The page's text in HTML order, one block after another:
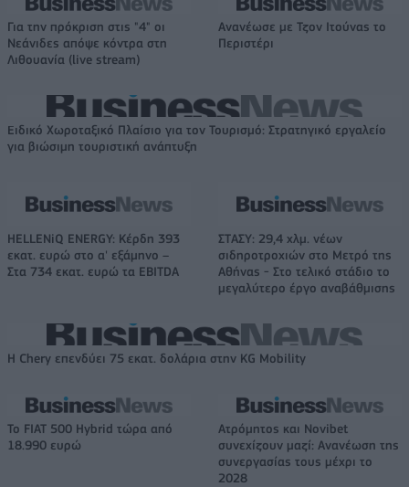
Για την πρόκριση στις "4" οι
Νεάνιδες απόψε κόντρα στη
Λιθουανία (live stream)
Ανανέωσε με Τζον Ιτούνας το
Περιστέρι
Ειδικό Χωροταξικό Πλαίσιο για τον Τουρισμό: Στρατηγικό εργαλείο
για βιώσιμη τουριστική ανάπτυξη
HELLENiQ ENERGY: Κέρδη 393
εκατ. ευρώ στο α' εξάμηνο –
Στα 734 εκατ. ευρώ τα EBITDA
ΣΤΑΣΥ: 29,4 χλμ. νέων
σιδηροτροχιών στο Μετρό της
Αθήνας - Στο τελικό στάδιο το
μεγαλύτερο έργο αναβάθμισης
Η Chery επενδύει 75 εκατ. δολάρια στην KG Mobility
Το FIAT 500 Hybrid τώρα από
18.990 ευρώ
Ατρόμητος και Novibet
συνεχίζουν μαζί: Ανανέωση της
συνεργασίας τους μέχρι το
2028